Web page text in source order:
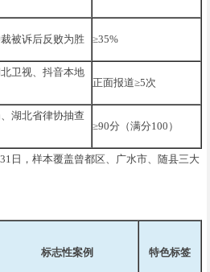
被诉后反败为胜 ≥35%
卫视、抖音本地
正面报道≥5次
湖北省律协抽查
≥90分（满分100）
日，样本覆盖曾都区、广水市、随县三大
标志性案例 特色标签